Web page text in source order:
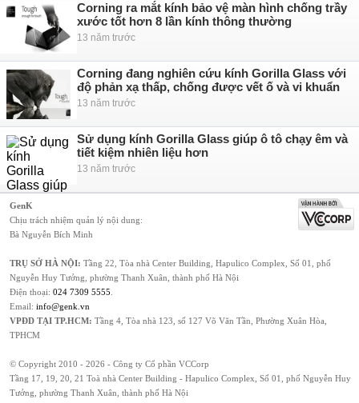
Corning ra mắt kính bảo vệ màn hình chống trầy
xước tốt hơn 8 lần kính thông thường
13 năm trước
Corning đang nghiên cứu kính Gorilla Glass với
độ phản xạ thấp, chống được vết ố và vi khuẩn
13 năm trước
Sử dụng kính Gorilla Glass giúp ô tô chạy êm và
tiết kiệm nhiên liệu hơn
13 năm trước
GenK
Chịu trách nhiệm quản lý nội dung:
Bà Nguyễn Bích Minh
TRỤ SỞ HÀ NỘI: Tầng 22, Tòa nhà Center Building, Hapulico Complex, Số 01, phố
Nguyễn Huy Tưởng, phường Thanh Xuân, thành phố Hà Nội
Điện thoại: 024 7309 5555
Email: info@genk.vn
VPĐD TẠI TP.HCM: Tầng 4, Tòa nhà 123, số 127 Võ Văn Tần, Phường Xuân Hòa,
TPHCM
© Copyright 2010 - 2026 - Công ty Cổ phần VCCorp
Tầng 17, 19, 20, 21 Toà nhà Center Building - Hapulico Complex, Số 01, phố Nguyễn Huy
Tưởng, phường Thanh Xuân, thành phố Hà Nội